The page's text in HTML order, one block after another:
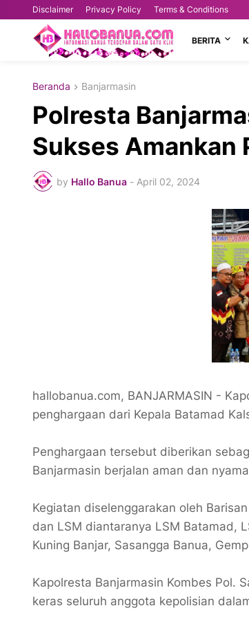
Disclaimer Privacy Policy Terms & Conditions
BERITA
Beranda Banjarmasin
Polresta
Sukses Amankan
by Hallo Banua - April 02, 2024
hallobanua.com, BANJARMASIN -
penghargaan dari Kepala Batamad
Penghargaan tersebut diberikan
Banjarmasin berjalan aman dan
Kegiatan diselenggarakan oleh
dan LSM diantaranya LSM Batamad,
Kuning Banjar, Sasangga Banua,
Kapolresta Banjarmasin Kombes Pol.
keras seluruh anggota kepolisian